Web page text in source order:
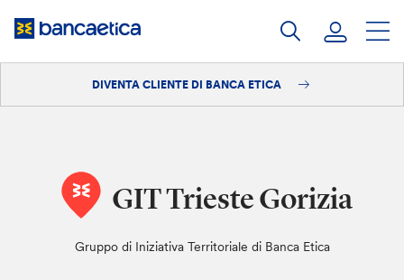
DIVENTA CLIENTE DI BANCA ETICA
GIT Trieste Gorizia
Gruppo di Iniziativa Territoriale di Banca Etica